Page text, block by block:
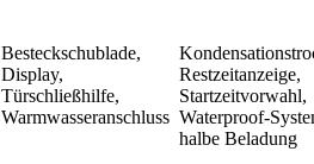
Besteckschublade,
Display,
Türschließhilfe,
Warmwasseranschluss
Restzeitanzeige,
Startzeitvorwahl,
Waterproof-
halbe Beladung